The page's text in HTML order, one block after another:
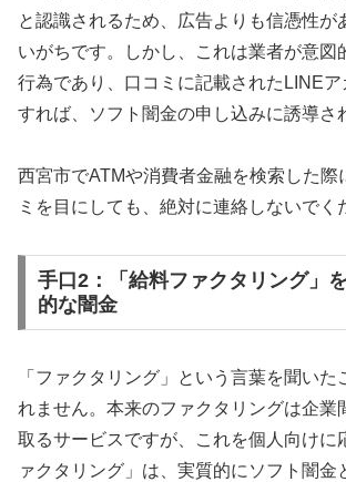
と認識されるため、広告よりも信憑性が
いがちです。しかし、これは業者が意図
行為であり、口コミに記載されたLINE
すれば、ソフト闇金の申し込みに誘導さ
西宮市でATMや消費者金融を検索した際
ミを目にしても、絶対に連絡しないでく
手口2：「給料ファクタリング」
的な闇金
「ファクタリング」という言葉を聞いた
れません。本来のファクタリングは企業
取るサービスですが、これを個人向けに
ァクタリング」は、実質的にソフト闇金